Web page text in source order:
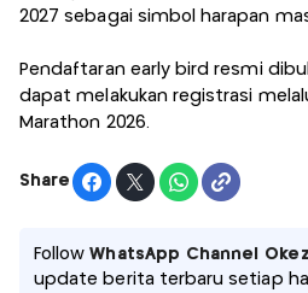
2027 sebagai simbol harapan
Pendaftaran early bird resmi
dapat melakukan registrasi
Marathon 2026.
Share
FollowWhatsApp Channel
update berita terbaru setiap